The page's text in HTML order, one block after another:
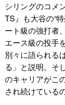
シリングのコメ
TS』も大谷の“
ート級の強打者
エース級の投手
別々に語られる
る」と説明。そ
のキャリアがこ
され続けている